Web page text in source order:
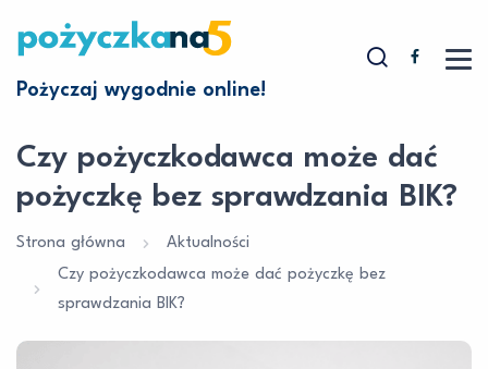
Pożyczaj wygodnie online!
Czy pożyczkodawca może dać
pożyczkę bez sprawdzania BIK?
Strona główna
Aktualności
Czy pożyczkodawca może dać pożyczkę bez
sprawdzania BIK?